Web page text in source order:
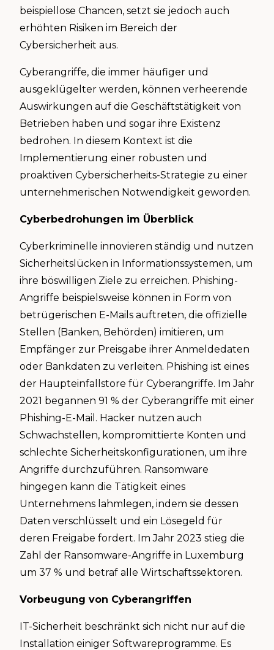
beispiellose Chancen, setzt sie jedoch auch
erhöhten Risiken im Bereich der
Cybersicherheit aus.
Cyberangriffe, die immer häufiger und
ausgeklügelter werden, können verheerende
Auswirkungen auf die Geschäftstätigkeit von
Betrieben haben und sogar ihre Existenz
bedrohen. In diesem Kontext ist die
Implementierung einer robusten und
proaktiven Cybersicherheits-Strategie zu einer
unternehmerischen Notwendigkeit geworden.
Cyberbedrohungen im Überblick
Cyberkriminelle innovieren ständig und nutzen
Sicherheitslücken in Informationssystemen, um
ihre böswilligen Ziele zu erreichen. Phishing-
Angriffe beispielsweise können in Form von
betrügerischen E-Mails auftreten, die offizielle
Stellen (Banken, Behörden) imitieren, um
Empfänger zur Preisgabe ihrer Anmeldedaten
oder Bankdaten zu verleiten. Phishing ist eines
der Haupteinfallstore für Cyberangriffe. Im Jahr
2021 begannen 91 % der Cyberangriffe mit einer
Phishing-E-Mail. Hacker nutzen auch
Schwachstellen, kompromittierte Konten und
schlechte Sicherheitskonfigurationen, um ihre
Angriffe durchzuführen. Ransomware
hingegen kann die Tätigkeit eines
Unternehmens lahmlegen, indem sie dessen
Daten verschlüsselt und ein Lösegeld für
deren Freigabe fordert. Im Jahr 2023 stieg die
Zahl der Ransomware-Angriffe in Luxemburg
um 37 % und betraf alle Wirtschaftssektoren.
Vorbeugung von Cyberangriffen
IT-Sicherheit beschränkt sich nicht nur auf die
Installation einiger Softwareprogramme. Es